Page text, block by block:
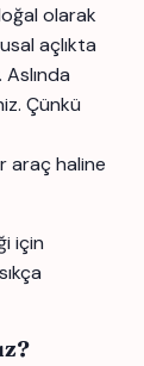
olarak
açlıkta
Çünkü
araç haline
için